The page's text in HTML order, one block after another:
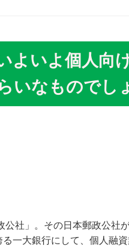
よいよ個人向
いなものでし
社」。その日本郵政公社
一大銀行にして、個人融